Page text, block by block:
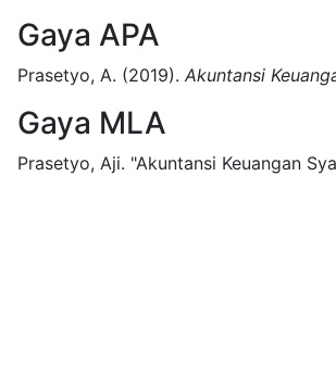
Gaya APA
Prasetyo, A. (2019). Akuntansi
Gaya MLA
Prasetyo, Aji. "Akuntansi Keuangan